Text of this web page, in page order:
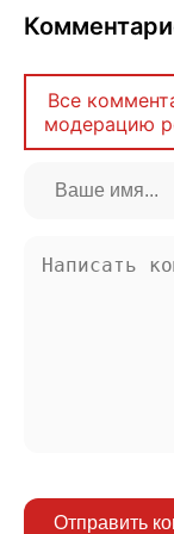
Все
модерацию
Отправить